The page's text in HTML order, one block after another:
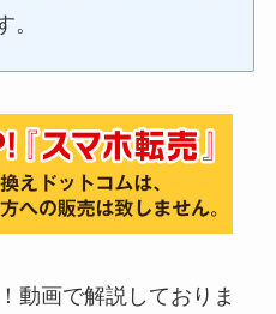
。
動画で解説しておりま